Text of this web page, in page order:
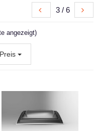
3 / 6
angezeigt)
Preis